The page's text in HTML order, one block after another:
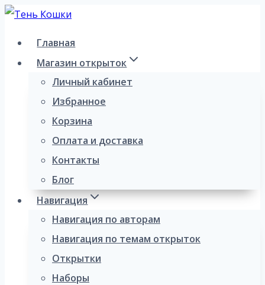
Перейти
содержимому
Главная
Магазин открыток
Личный кабинет
Избранное
Корзина
Оплата и доставка
Контакты
Блог
Навигация
Навигация по авторам
Навигация по темам открыток
Открытки
Наборы